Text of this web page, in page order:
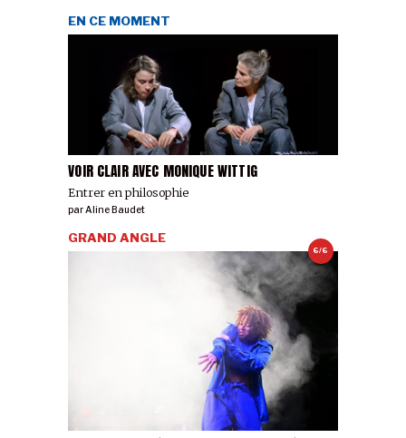
VOIR CLAIR AVEC MONIQUE WITTIG
Entrer en philosophie
EN CE MOMENT
parAline Baudet
6/6
GRAND ANGLE